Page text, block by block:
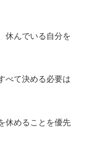
休んでいる自分を
べて決める必要は
休めることを優先